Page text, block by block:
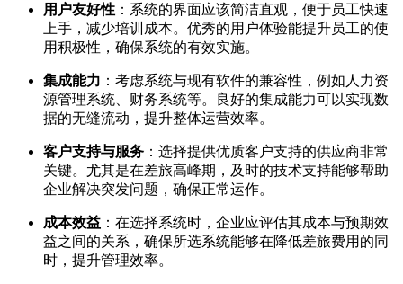
用户友好性 ：系统的界面应该简洁直观，便于员工快速
上手，减少培训成本。优秀的用户体验能提升员工的使
用积极性，确保系统的有效实施。
集成能力 ：考虑系统与现有软件的兼容性，例如人力资
源管理系统、财务系统等。良好的集成能力可以实现数
据的无缝流动，提升整体运营效率。
客户支持与服务 ：选择提供优质客户支持的供应商非常
关键。尤其是在差旅高峰期，及时的技术支持能够帮助
企业解决突发问题，确保正常运作。
成本效益 ：在选择系统时，企业应评估其成本与预期效
益之间的关系，确保所选系统能够在降低差旅费用的同
时，提升管理效率。